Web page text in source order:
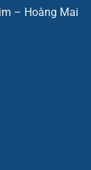
– Hoàng Mai